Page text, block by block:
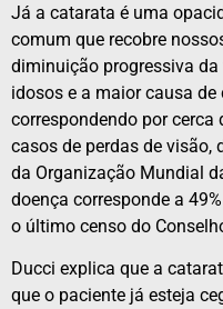
Já a catarata é uma
comum que recobre
diminuição progressiva
idosos e a maior causa
correspondendo por cerca
casos de perdas de visão,
da Organização Mundial
doença corresponde a
o último censo do
Ducci explica que a
que o paciente já esteja